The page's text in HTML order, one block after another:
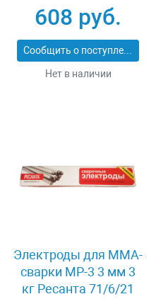
608 руб.
Сообщить о поступлении
Нет в наличии
Электроды для MMA-
сварки МР-3 3 мм 3
кг Ресанта 71/6/21